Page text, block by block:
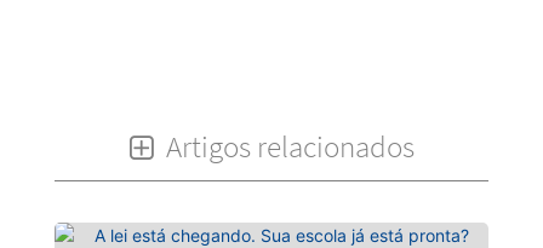
Artigos relacionados